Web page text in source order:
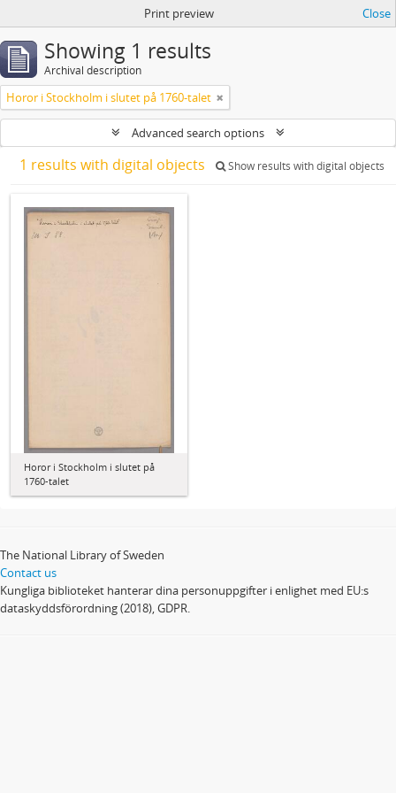
Print preview Close
Showing 1 results
Archival description
Horor i Stockholm i slutet på 1760-talet
Advanced search options
1 results with digital objects Show results with digital objects
Horor i Stockholm i slutet på
1760-talet
The National Library of Sweden
Contact us
Kungliga biblioteket hanterar dina personuppgifter i enlighet med EU:s
dataskyddsförordning (2018), GDPR.